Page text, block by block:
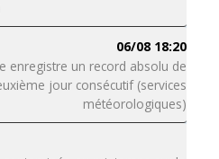
06/08 18:20
enregistre un record absolu de
jour consécutif (services
météorologiques)